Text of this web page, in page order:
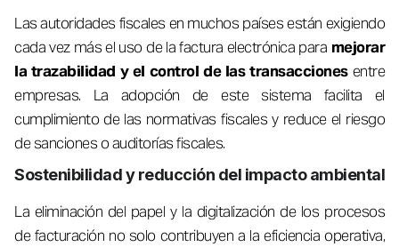
Las autoridades fiscales en muchos países están exigiendo
cada vez más el uso de la factura electrónica para mejorar
la trazabilidad y el control de las transaccionesentre
empresas. La adopción de este sistema facilita el
cumplimiento de las normativas fiscales y reduce el riesgo
de sanciones o auditorías fiscales.
Sostenibilidad y reducción del impacto ambiental
La eliminación del papel y la digitalización de los procesos
de facturación no solo contribuyen a la eficiencia operativa,